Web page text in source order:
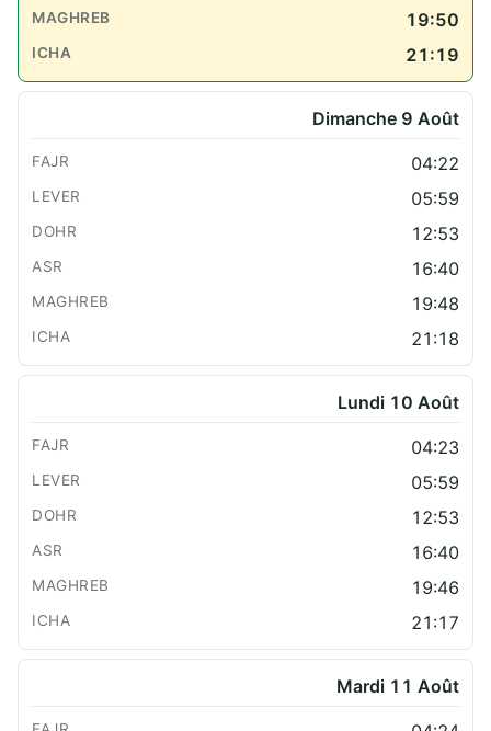
19:50
21:19
Dimanche 9 Août
04:22
05:59
12:53
16:40
19:48
21:18
Lundi 10 Août
04:23
05:59
12:53
16:40
19:46
21:17
Mardi 11 Août